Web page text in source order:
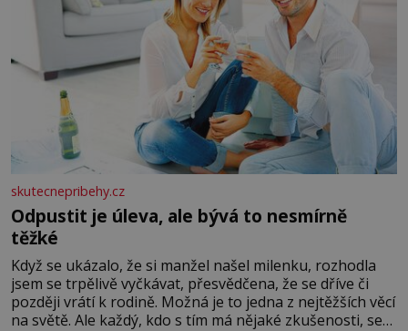
skutecnepribehy.cz
Odpustit je úleva, ale bývá to nesmírně
těžké
Když se ukázalo, že si manžel našel milenku, rozhodla
jsem se trpělivě vyčkávat, přesvědčena, že se dříve či
později vrátí k rodině. Možná je to jedna z nejtěžších věcí
na světě. Ale každý, kdo s tím má nějaké zkušenosti, se